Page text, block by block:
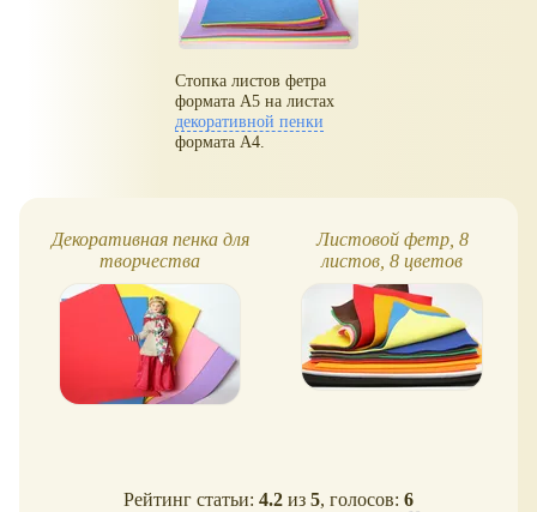
Стопка листов фетра
формата А5 на листах
декоративной пенки
формата А4.
Декоративная пенка для
творчества
Листовой фетр, 8
листов, 8 цветов
Рейтинг статьи: 4.2 из 5, голосов: 6